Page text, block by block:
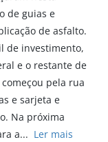
de guias e
de asfalto.
de investimento,
e o restante de
pela rua
e sarjeta e
Na próxima
a... Ler mais